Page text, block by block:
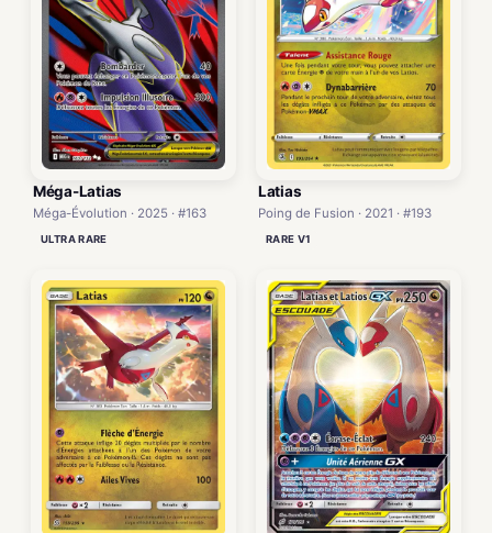
Méga-Latias
Méga-Évolution · 2025 · #163
ULTRA RARE
Latias
Poing de Fusion · 2021 · #193
RARE V1